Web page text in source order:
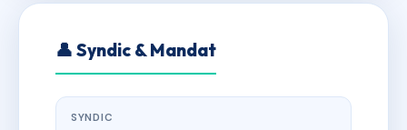
👤 Syndic & Mandat
SYNDIC